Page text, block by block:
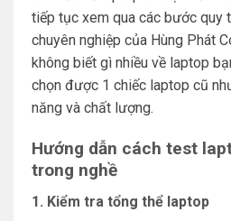
tiếp tục xem qua các bước quy
chuyên nghiệp của Hùng Phát
không biết gì nhiều về laptop
chọn được 1 chiếc laptop cũ
năng và chất lượng.
Hướng dẫn cách test
trong nghề
1. Kiểm tra tổng thể laptop